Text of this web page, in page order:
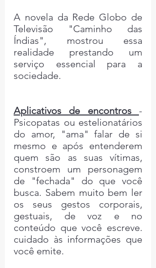
A novela da Rede Globo de
Televisão "Caminho das
Índias", mostrou essa
realidade prestando um
serviço essencial para a
sociedade.
Aplicativos de encontros -
Psicopatas ou estelionatários
do amor, "ama" falar de si
mesmo e após entenderem
quem são as suas vítimas,
constroem um personagem
de "fechada" do que você
busca. Sabem muito bem ler
os seus gestos corporais,
gestuais, de voz e no
conteúdo que você escreve.
cuidado às informações que
você emite.